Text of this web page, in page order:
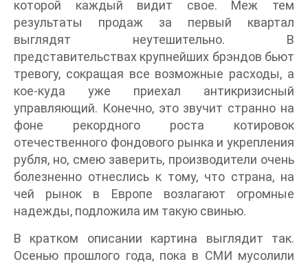
которой каждый видит свое. Меж тем
результаты продаж за первый квартал
выглядят неутешительно. В
представительствах крупнейших брэндов бьют
тревогу, сокращая все возможные расходы, а
кое-куда уже приехал антикризисный
управляющий. Конечно, это звучит странно на
фоне рекордного роста котировок
отечественного фондового рынка и укрепления
рубля, но, смею заверить, производители очень
болезненно отнеслись к тому, что страна, на
чей рынок в Европе возлагают огромные
надежды, подложила им такую свинью.
В кратком описании картина выглядит так.
Осенью прошлого года, пока в СМИ мусолили